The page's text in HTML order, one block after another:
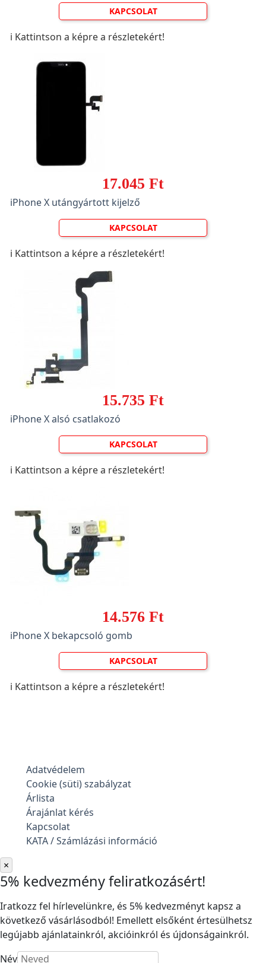
KAPCSOLAT
ℹ️ Kattintson a képre a részletekért!
17.045 Ft
iPhone X utángyártott kijelző
KAPCSOLAT
ℹ️ Kattintson a képre a részletekért!
15.735 Ft
iPhone X alsó csatlakozó
KAPCSOLAT
ℹ️ Kattintson a képre a részletekért!
14.576 Ft
iPhone X bekapcsoló gomb
KAPCSOLAT
ℹ️ Kattintson a képre a részletekért!
Adatvédelem
Cookie (süti) szabályzat
Árlista
Árajánlat kérés
Kapcsolat
KATA / Számlázási információ
×
5% kedvezmény feliratkozásért!
Iratkozz fel hírlevelünkre, és 5% kedvezményt kapsz a
következő vásárlásodból! Emellett elsőként értesülhetsz
legújabb ajánlatainkról, akcióinkról és újdonságainkról.
Név